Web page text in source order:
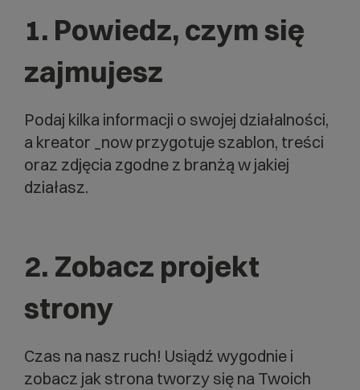
1. Powiedz, czym się
zajmujesz
Podaj kilka informacji o swojej działalności,
a kreator _now przygotuje szablon, treści
oraz zdjęcia zgodne z branżą w jakiej
działasz.
2. Zobacz projekt
strony
Czas na nasz ruch! Usiądź wygodnie i
zobacz jak strona tworzy się na Twoich